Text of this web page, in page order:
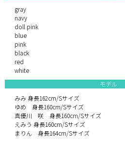
gray
navy
doll pink
blue
pink
black
red
white
モデル
みみ 身長162cm/Sサイズ
ゆめ 身長160cm/Sサイズ
真優川 咲 身長160cm/Sサイズ
えみう 身長160cm/Sサイズ
まりん 身長164cm/Sサイズ